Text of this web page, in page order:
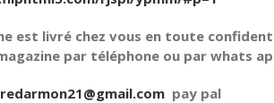
est livré chez vous en toute
par téléphone ou par whats
pay pal